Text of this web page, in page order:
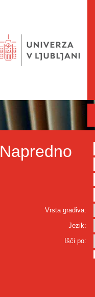
Napredno
Vrsta gradiva:
Jezik:
Išči po: